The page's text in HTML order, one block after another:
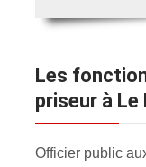
Les fonctions de votre commissaire-
priseur à Le
Officier public